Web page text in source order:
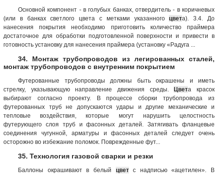
Основной компонент - в голубых банках, отвердитель - в коричневых
(или в банках светлого цвета с метками указанногоцвета). 3.4. До
нанесения покрытия необходимо приготовить количество праймера
достаточное для обработки подготовленной поверхности и привести в
готовность установку для нанесения праймера (установку «Радуга ...
34. Монтаж трубопроводов из легированных сталей,
монтаж трубопроводов с внутренним покрытием
Футерованные трубопроводы должны быть окрашены и иметь
стрелку, указывающую направление движения среды.Цвета красок
выбирают согласно проекту. В процессе сборки трубопровода из
футерованных труб не допускаются удары и другие механические и
тепловые воздействия, которые могут нарушить целостность
футерующего слоя труб и фасонных деталей. Затягивать фланцевые
соединения чугунной, арматуры и фасонных деталей следует очень
осторожно во избежание поломок. Поврежденные фут...
35. Технология газовой сварки и резки
Баллоны окрашивают в белый цветс надписью «ацетилен». В